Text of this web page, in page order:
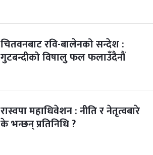
चितवनबाट रवि-बालेनको सन्देश :
गुटबन्दीको विषालु फल फलाउँदैनौं
रास्वपा महाधिवेशन : नीति र नेतृत्वबारे
के भन्छन् प्रतिनिधि ?